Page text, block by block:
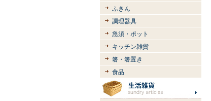
ふきん
調理器具
急須・ポット
キッチン雑貨
箸・箸置き
食品